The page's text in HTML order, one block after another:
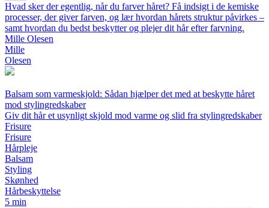
Hvad sker der egentlig, når du farver håret? Få indsigt i de kemiske
processer, der giver farven, og lær hvordan hårets struktur påvirkes –
samt hvordan du bedst beskytter og plejer dit hår efter farvning.
Mille Olesen
Mille
Olesen
Balsam som varmeskjold: Sådan hjælper det med at beskytte håret
mod stylingredskaber
Giv dit hår et usynligt skjold mod varme og slid fra stylingredskaber
Frisure
Frisure
Hårpleje
Balsam
Styling
Skønhed
Hårbeskyttelse
5 min